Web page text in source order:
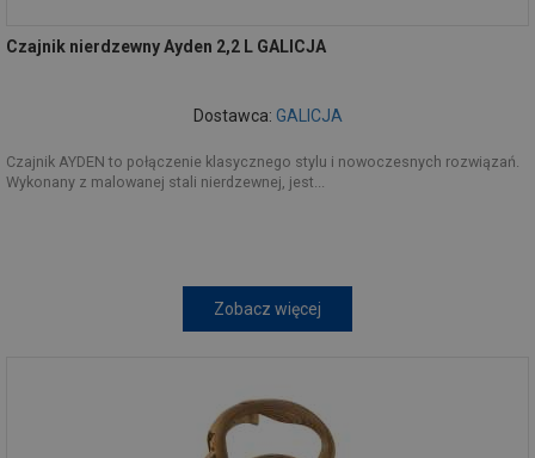
Czajnik nierdzewny Ayden 2,2 L GALICJA
Dostawca: GALICJA
Czajnik AYDEN to połączenie klasycznego stylu i nowoczesnych rozwiązań.
Wykonany z malowanej stali nierdzewnej, jest...
Zobacz więcej